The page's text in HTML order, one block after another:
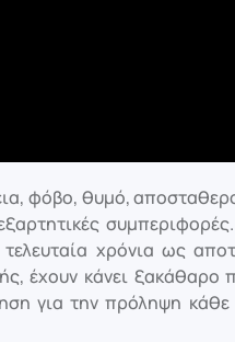
φόβο, θυμό,
χρόνια ως
έχουν κάνει ξακάθαρο
για την πρόληψη